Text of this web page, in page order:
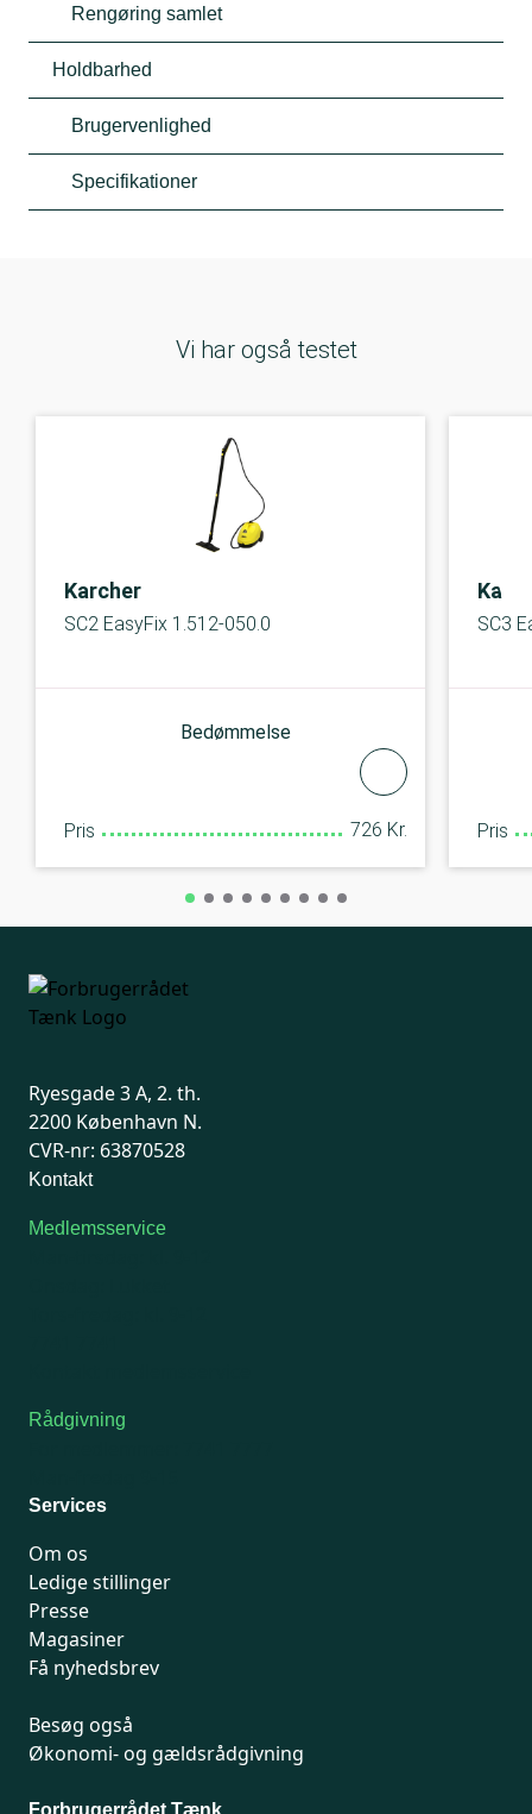
Rengøring samlet
Holdbarhed
Brugervenlighed
Specifikationer
Vi har også testet
Karcher
SC2 EasyFix 1.512-050.0
Bedømmelse
Pris 726 Kr.
SC3
Pris
Ryesgade 3 A, 2. th.
2200 København N.
CVR-nr: 63870528
Kontakt
Medlemsservice
Rådgivning
Services
Om os
Ledige stillinger
Presse
Magasiner
Få nyhedsbrev
Besøg også
Økonomi- og gældsrådgivning